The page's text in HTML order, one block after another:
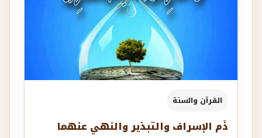
القرآن والسنة
ذَم الإسراف والتبذير والنهي عنهما